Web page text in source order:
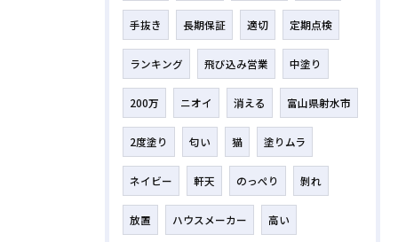
手抜き 長期保証 適切 定期点検
ランキング 飛び込み営業 中塗り
200万 ニオイ 消える 富山県射水市
2度塗り 匂い 猫 塗りムラ
ネイビー 軒天 のっぺり 剝れ
放置 ハウスメーカー 高い